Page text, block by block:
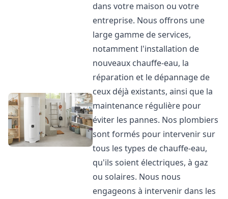
dans votre maison ou votre
entreprise. Nous offrons une
large gamme de services,
notamment l'installation de
nouveaux chauffe-eau, la
réparation et le dépannage de
ceux déjà existants, ainsi que la
maintenance régulière pour
éviter les pannes. Nos plombiers
sont formés pour intervenir sur
tous les types de chauffe-eau,
qu'ils soient électriques, à gaz
ou solaires. Nous nous
engageons à intervenir dans les